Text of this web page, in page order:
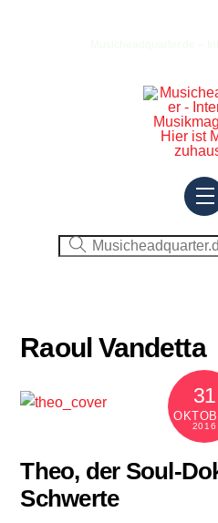
Raoul Vandetta
31
2016
Theo, der Soul-
Schwerte